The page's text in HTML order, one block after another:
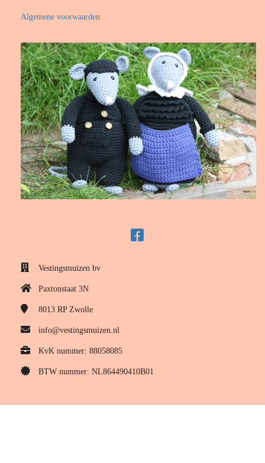
Algemene voorwaarden
Vestingsmuizen bv
Paxtonstaat 3N
8013 RP Zwolle
info@vestingsmuizen.nl
KvK nummer: 88058085
BTW nummer: NL864490410B01